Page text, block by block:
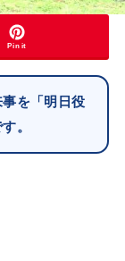
Pin it
を「明日役
。